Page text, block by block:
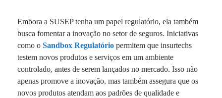
Embora a SUSEP tenha um papel regulatório, ela também
busca fomentar a inovação no setor de seguros. Iniciativas
como o Sandbox Regulatório permitem que insurtechs
testem novos produtos e serviços em um ambiente
controlado, antes de serem lançados no mercado. Isso não
apenas promove a inovação, mas também assegura que os
novos produtos atendam aos padrões de qualidade e